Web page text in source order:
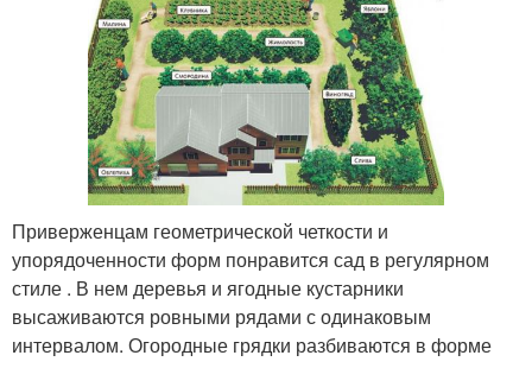
Приверженцам геометрической четкости и
упорядоченности форм понравится сад в регулярном
стиле . В нем деревья и ягодные кустарники
высаживаются ровными рядами с одинаковым
интервалом. Огородные грядки разбиваются в форме